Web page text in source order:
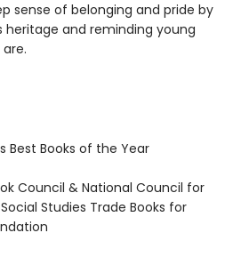
sense of belonging and pride by
heritage and reminding young
Best Books of the Year
Council & National Council for
Studies Trade Books for